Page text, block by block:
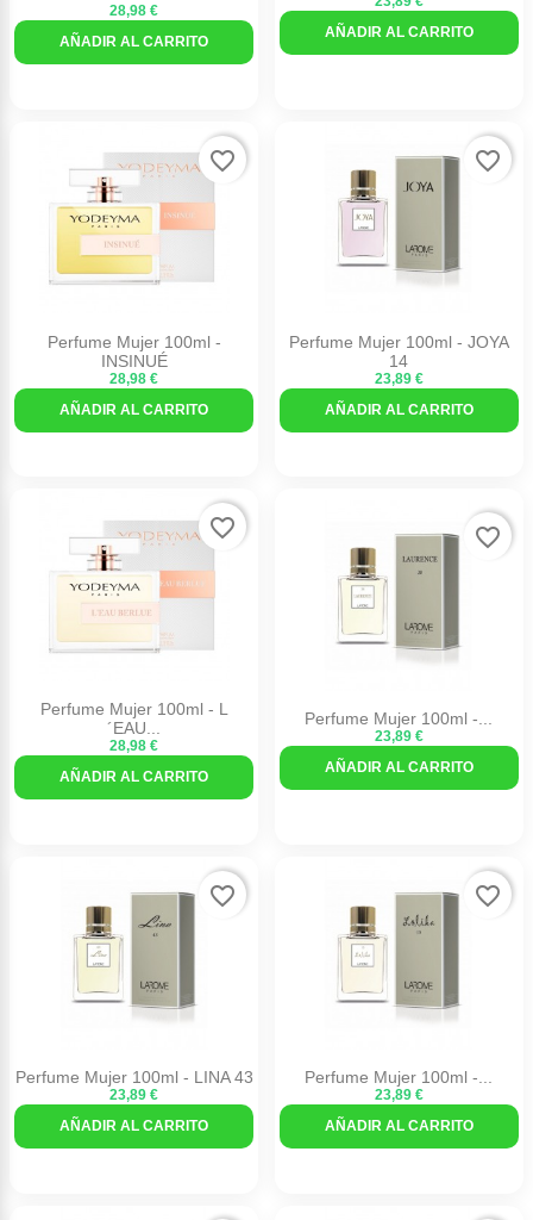
28,98 €
AÑADIR AL CARRITO
AÑADIR AL CARRITO
Perfume Mujer 100ml -
INSINUÉ
28,98 €
AÑADIR AL CARRITO
favorite_border
Perfume Mujer 100ml - JOYA
14
23,89 €
AÑADIR AL CARRITO
favorite_border
Perfume Mujer 100ml - L
´EAU...
28,98 €
AÑADIR AL CARRITO
favorite_border
Perfume Mujer 100ml -...
23,89 €
AÑADIR AL CARRITO
favorite_border
Perfume Mujer 100ml - LINA 43
23,89 €
AÑADIR AL CARRITO
favorite_border
Perfume Mujer 100ml -...
23,89 €
AÑADIR AL CARRITO
favorite_border